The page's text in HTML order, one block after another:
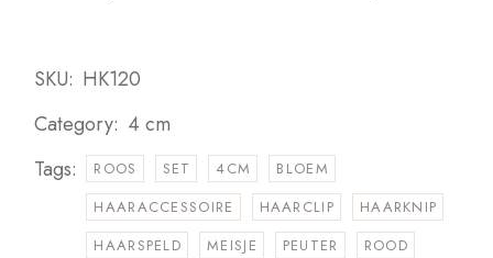
SKU: HK120
Category: 4 cm
Tags:
ROOS SET 4CM
BLOEM
HAARACCESSOIRE
HAARCLIP
HAARKNIP
HAARSPELD
MEISJE PEUTER
ROOD